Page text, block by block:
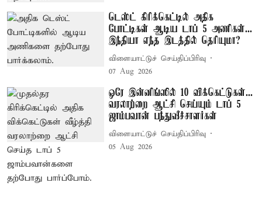
டெஸ்ட் கிரிக்கெட்டில் அதிக
போட்டிகள் ஆடிய டாப் 5 அணிகள்...
இந்தியா எந்த இடத்தில் தெரியுமா?
விளையாட்டுச் செய்திப்பிரிவு
07 Aug 2026
ஒரே இன்னிங்ஸில் 10 விக்கெட்டுகள்...
வரலாற்றை ஆட்சி செய்யும் டாப் 5
ஜாம்பவான் பந்துவீச்சாளர்கள்
விளையாட்டுச் செய்திப்பிரிவு
05 Aug 2026